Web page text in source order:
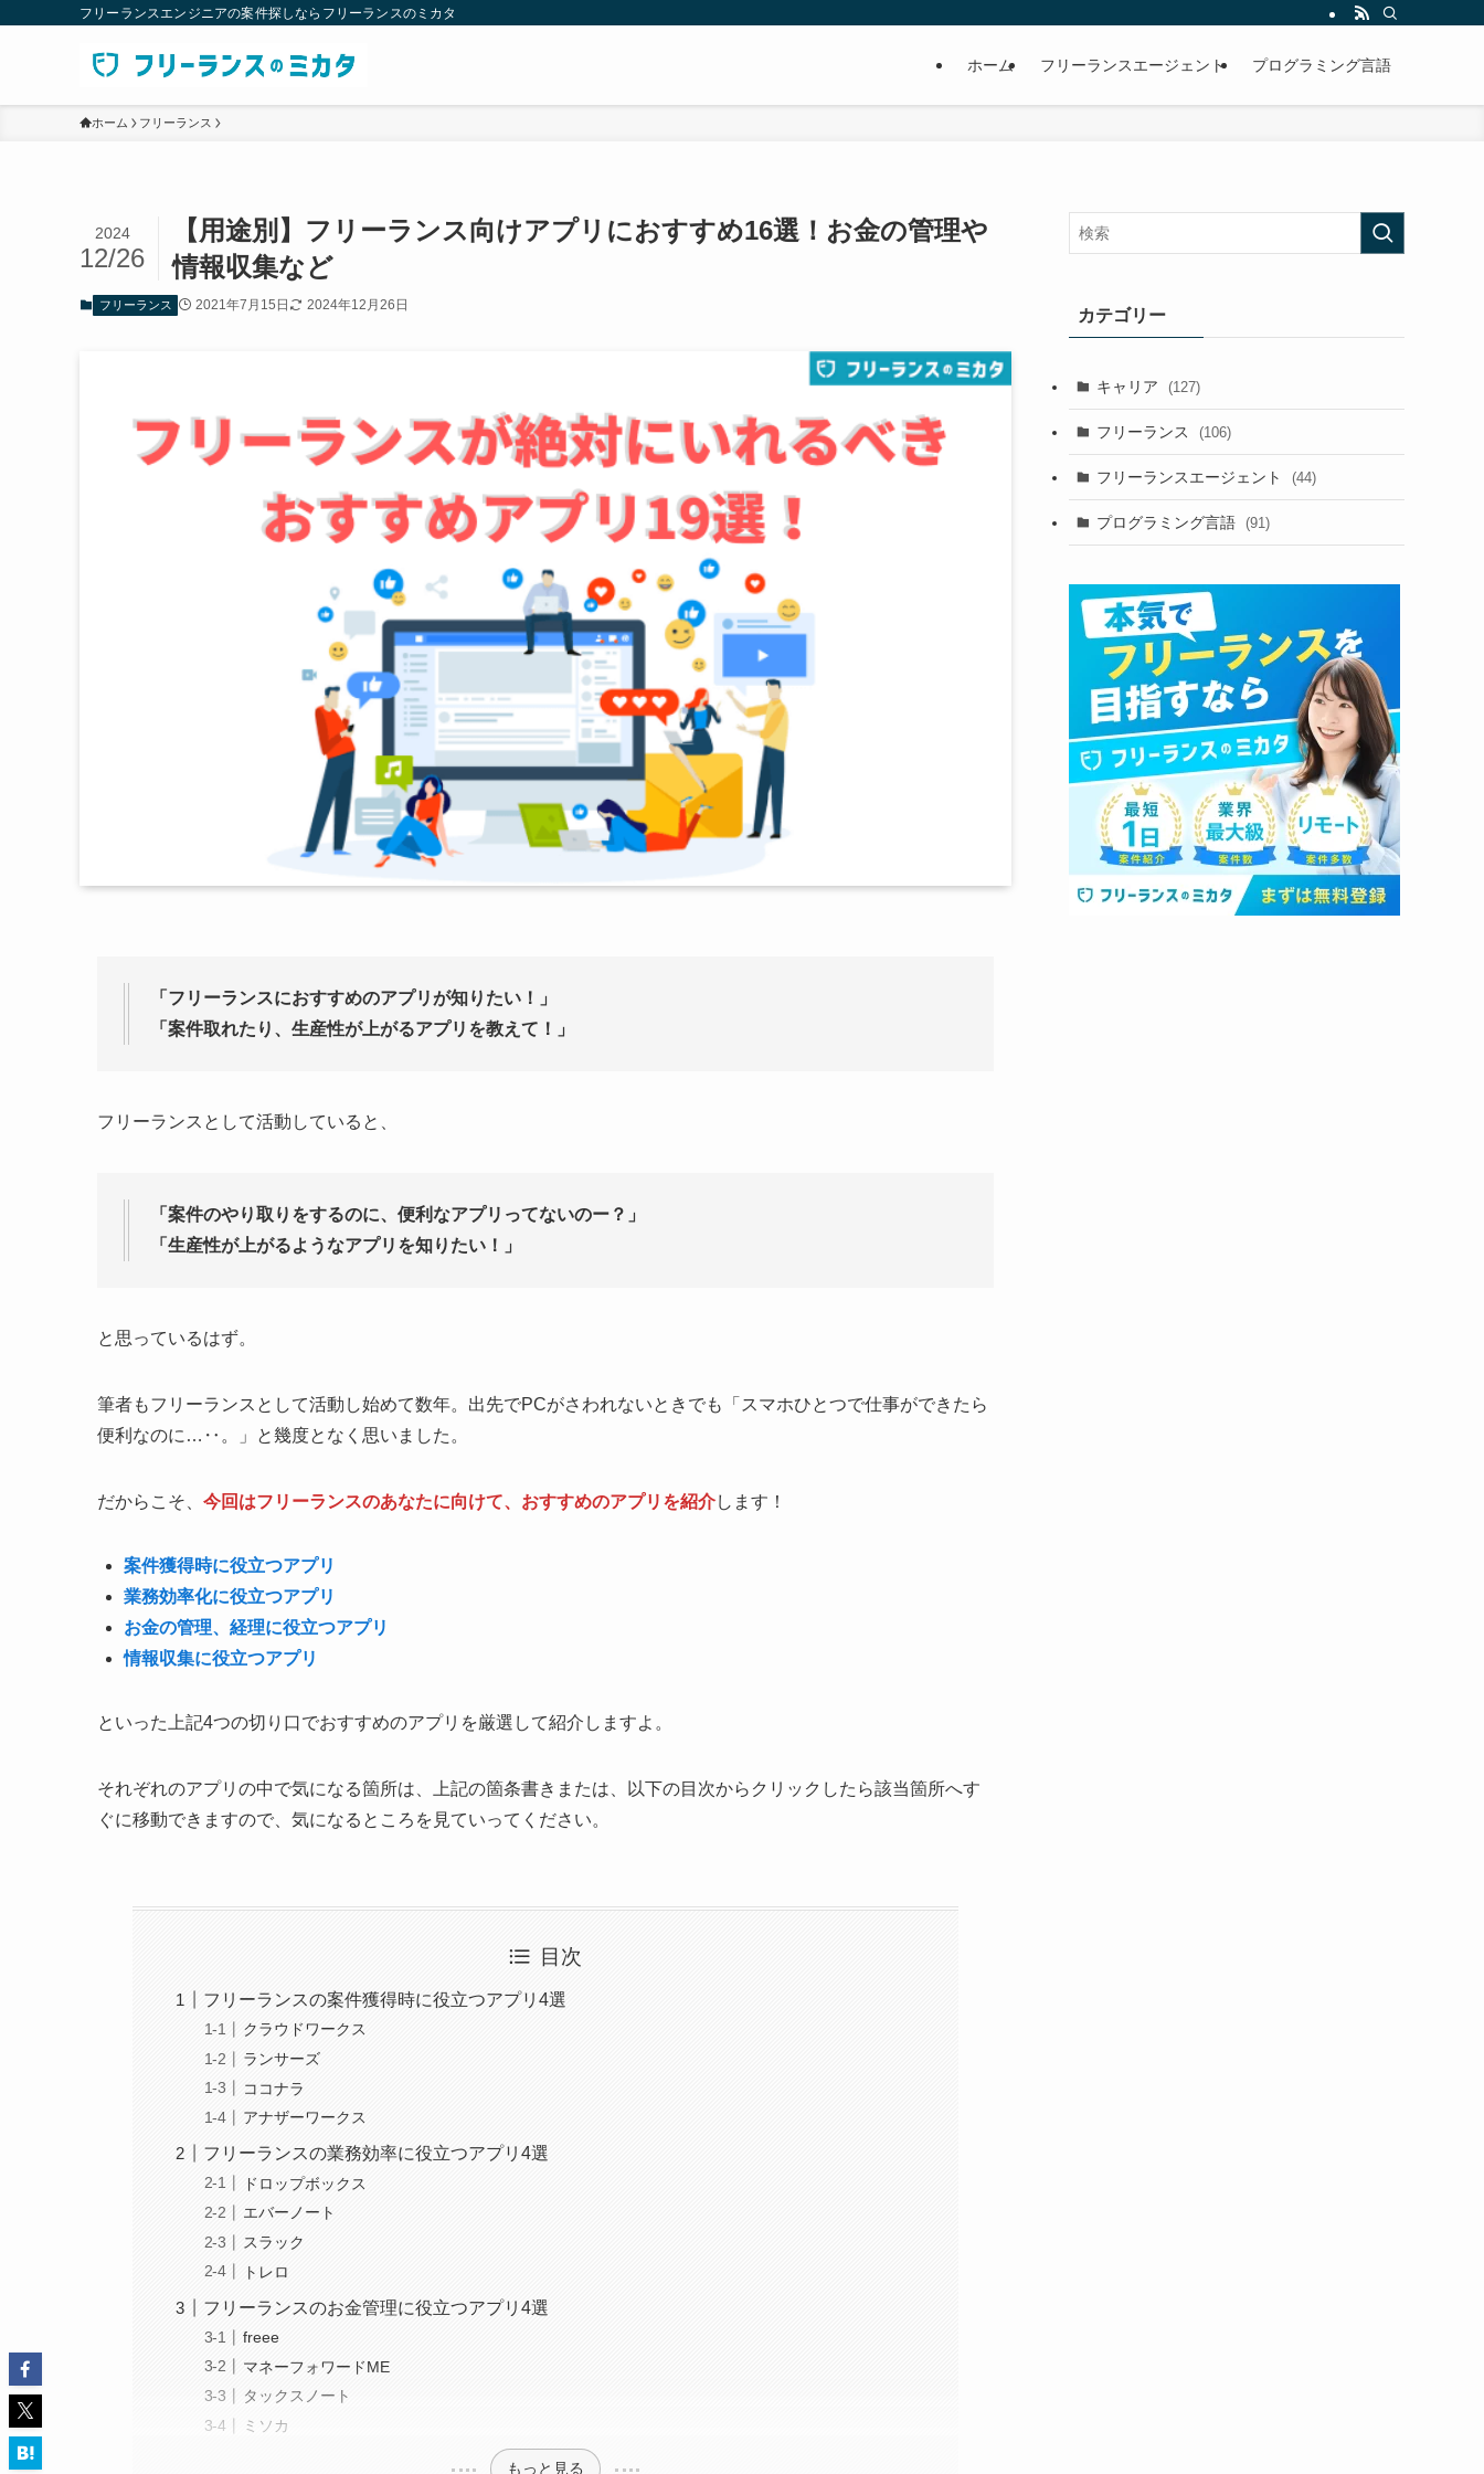
フリーランスエンジニアの案件探しならフリーランスのミカタ
ホーム フリーランスエージェント プログラミング言語
ホーム フリーランス
【用途別】フリーランス向けアプリにおすすめ16選！お金の管理や
情報収集など
2024
12/26
フリーランス 2021年7月15日 2024年12月26日
「フリーランスにおすすめのアプリが知りたい！」
「案件取れたり、生産性が上がるアプリを教えて！」
フリーランスとして活動していると、
「案件のやり取りをするのに、便利なアプリってないのー？」
「生産性が上がるようなアプリを知りたい！」
と思っているはず。
筆者もフリーランスとして活動し始めて数年。出先でPCがさわれないときでも「スマホひとつで仕事ができたら
便利なのに…‥。」と幾度となく思いました。
だからこそ、 今回はフリーランスのあなたに向けて、おすすめのアプリを紹介します！
案件獲得時に役立つアプリ
業務効率化に役立つアプリ
お金の管理、経理に役立つアプリ
情報収集に役立つアプリ
といった上記4つの切り口でおすすめのアプリを厳選して紹介しますよ。
それぞれのアプリの中で気になる箇所は、上記の箇条書きまたは、以下の目次からクリックしたら該当箇所へす
ぐに移動できますので、気になるところを見ていってください。
目次
フリーランスの案件獲得時に役立つアプリ4選
クラウドワークス
ランサーズ
ココナラ
アナザーワークス
フリーランスの業務効率に役立つアプリ4選
ドロップボックス
エバーノート
スラック
トレロ
フリーランスのお金管理に役立つアプリ4選
freee
マネーフォワードME
タックスノート
ミソカ
もっと見る
カテゴリー
キャリア (127)
フリーランス (106)
フリーランスエージェント (44)
プログラミング言語 (91)